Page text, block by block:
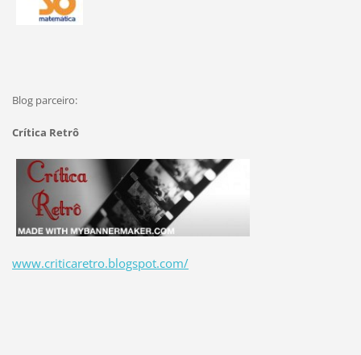
Blog parceiro:
Crítica Retrô
www.criticaretro.blogspot.com/